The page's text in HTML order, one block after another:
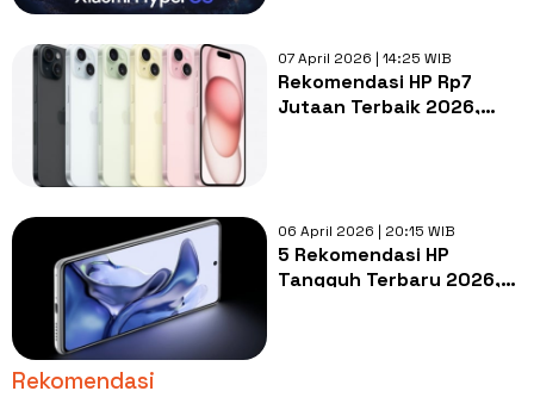
07 April 2026 | 14:25 WIB
Rekomendasi HP Rp7
Jutaan Terbaik 2026,
06 April 2026 | 20:15 WIB
5 Rekomendasi HP
Tangguh Terbaru 2026,
Rekomendasi